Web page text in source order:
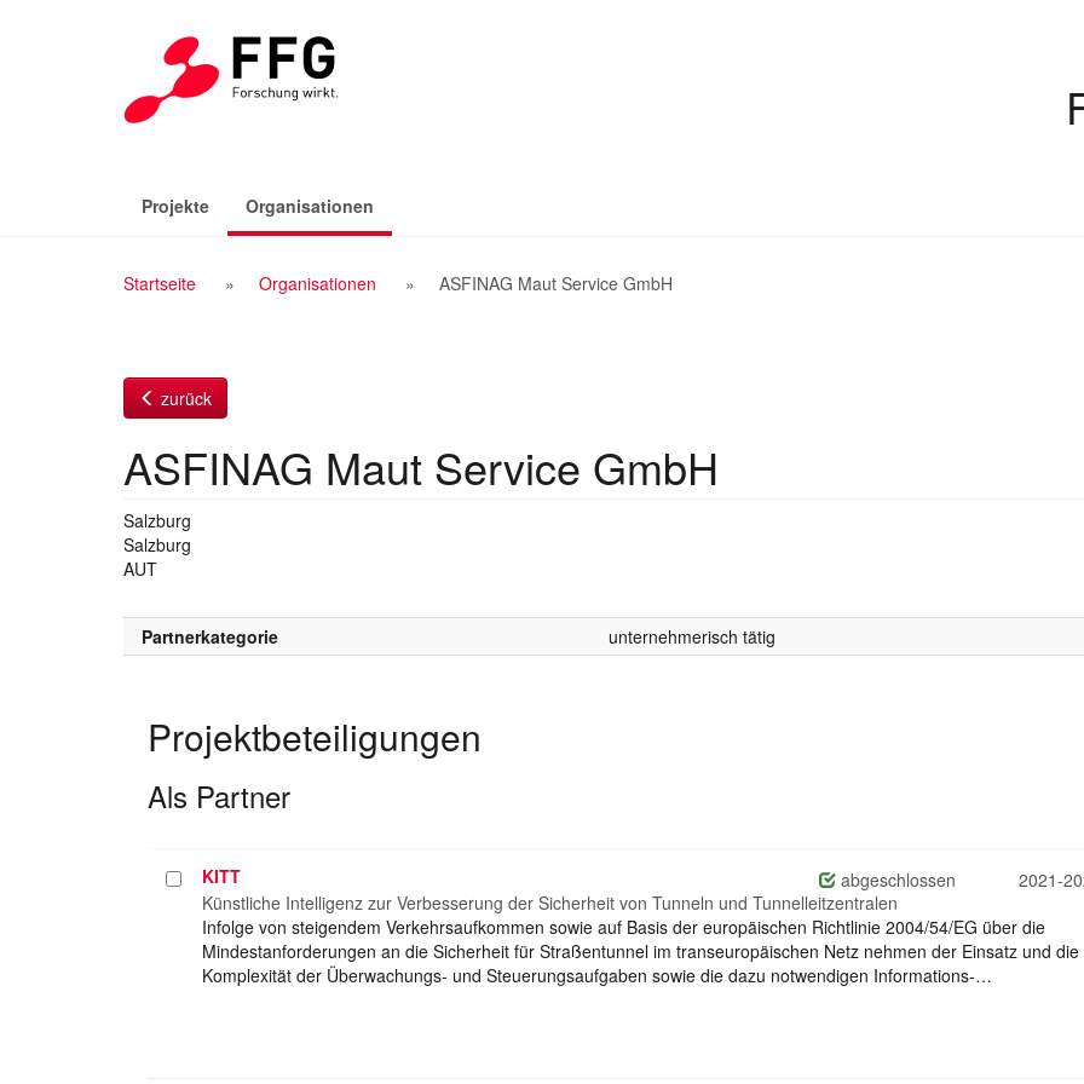
Projekte Organisationen
Breadcrumb
Startseite Organisationen ASFINAG Maut Service GmbH
zurück
ASFINAG Maut Service GmbH
Salzburg
Salzburg
AUT
Partnerkategorie unternehmerisch tätig
Projektbeteiligungen
Als Partner
Projekt
auswählen
KITT abgeschlossen
2021-
Künstliche Intelligenz zur Verbesserung der Sicherheit von Tunneln und Tunnelleitzentralen
Infolge von steigendem Verkehrsaufkommen sowie auf Basis der europäischen Richtlinie 2004/54/EG über die
Mindestanforderungen an die Sicherheit für Straßentunnel im transeuropäischen Netz nehmen der Einsatz und die
Komplexität der Überwachungs- und Steuerungsaufgaben sowie die dazu notwendigen Informations-…